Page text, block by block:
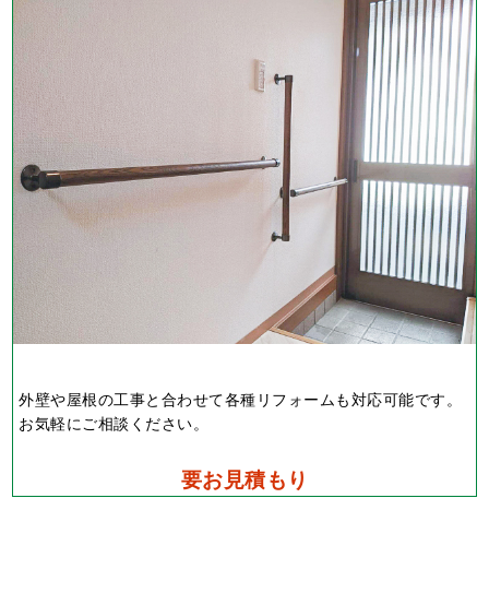
外壁や屋根の工事と合わせて各種リフォームも対応可能です。
お気軽にご相談ください。
要お見積もり